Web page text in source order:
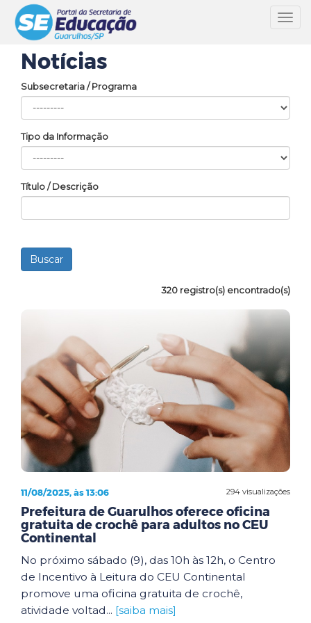
Notícias
Subsecretaria / Programa
Tipo da Informação
Título / Descrição
320 registro(s) encontrado(s)
294 visualizações
11/08/2025, às 13:06
Prefeitura de Guarulhos oferece oficina
gratuita de crochê para adultos no CEU
Continental
No próximo sábado (9), das 10h às 12h, o Centro
de Incentivo à Leitura do CEU Continental
promove uma oficina gratuita de crochê,
atividade voltad... [saiba mais]